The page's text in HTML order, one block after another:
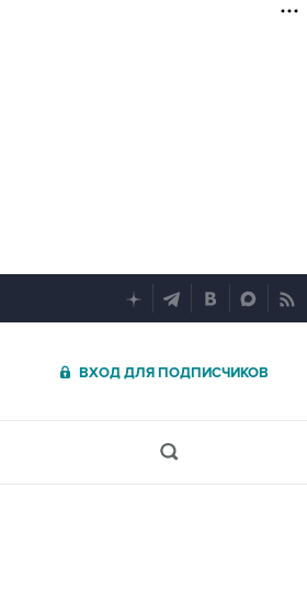
ВХОД ДЛЯ ПОДПИСЧИКОВ